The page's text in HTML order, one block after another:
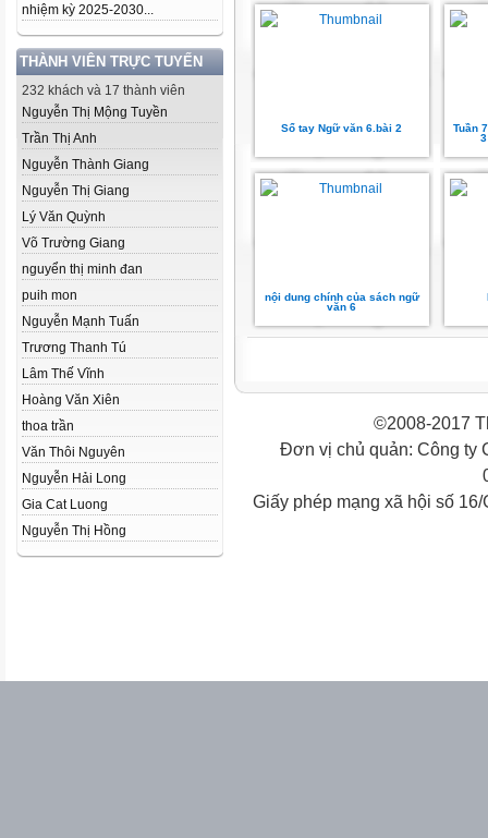
nhiệm kỳ 2025-2030...
THÀNH VIÊN TRỰC TUYẾN
232 khách và 17 thành viên
Nguyễn Thị Mộng Tuyền
Trần Thị Anh
Nguyễn Thành Giang
Nguyễn Thị Giang
Lý Văn Quỳnh
Võ Trường Giang
nguyển thị minh đan
puih mon
Nguyễn Mạnh Tuấn
Trương Thanh Tú
Lâm Thế Vĩnh
Hoàng Văn Xiên
thoa trần
Văn Thôi Nguyên
Nguyễn Hải Long
Gia Cat Luong
Nguyễn Thị Hồng
Sổ tay Ngữ văn 6.bài 2
Tuần
nội dung chính của sách ngữ
văn 6
©2008-2017
Đơn vị chủ quản: Công ty
Giấy phép mạng xã hội số